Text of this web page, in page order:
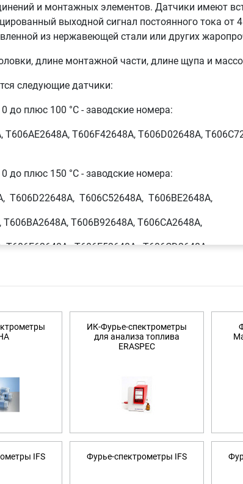
и монтажных элементов. Датчики имеют
выходной сигнал постоянного тока от
из нержавеющей стали или других
длине монтажной части, длине щупа и
следующие датчики:
до плюс 100 °С - заводские номера:
T606F42648A, T606D02648A,
до плюс 150 °С - заводские номера:
T606D22648A, T606C52648A, T606BE2648A,
T606B92648A, T606CA2648A,
T606E62648A, T606E52648A, T606CD2648A,
до плюс 200 °С - заводские номера:
T606F32648A, T606B02648A, T606B12648A,
T606EC2648A, T606F02648A, T606EF2648A,
до плюс 300 °С - заводские номера:
ИК-Фурье-спектрометры
для анализа топлива
ERASPEC
IFS Фурье-спектрометры IFS